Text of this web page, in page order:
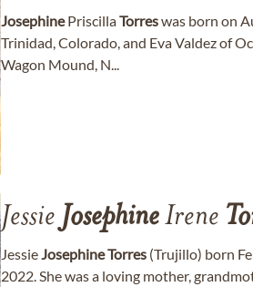
JosephinePriscillaTorreswas born on
Trinidad, Colorado, and Eva Valdez of
Wagon Mound, N...
Jessie JosephineIrene
JessieJosephineTorres (Trujillo) born
2022. She was a loving mother,